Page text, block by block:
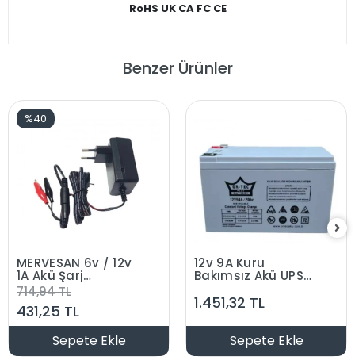
RoHS UK CA FC CE
Benzer Ürünler
%40
MERVESAN 6v / 12v
1A Akü Şarj
Adaptörü
5.5x2.5mm Jaklı +
Maşa Kıskaçlı (6
Volt 12 Volt 1 Amper
1000mA)
714,94 TL
431,25 TL
Sepete Ekle
12v 9A Kuru
Bakımsız Akü UPS
Sırt Motoru Aküsü
1.451,32 TL
Sepete Ekle